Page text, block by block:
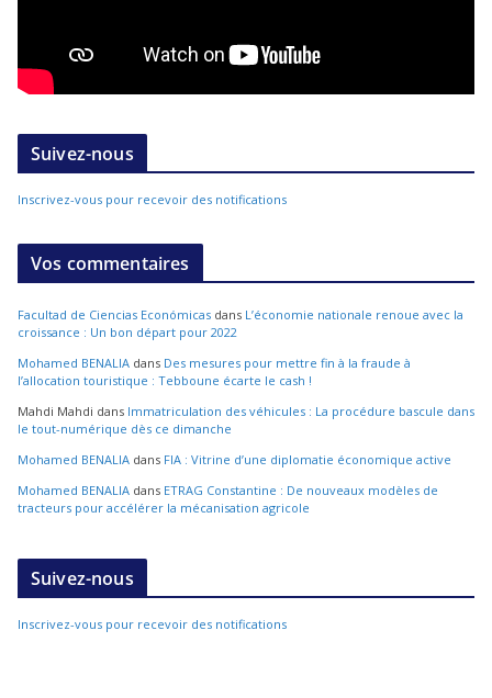
Suivez-nous
Inscrivez-vous pour recevoir des notifications
Vos commentaires
Facultad de Ciencias Económicas dans L’économie nationale renoue avec la
croissance : Un bon départ pour 2022
Mohamed BENALIA dans Des mesures pour mettre fin à la fraude à
l’allocation touristique : Tebboune écarte le cash !
Mahdi Mahdi dans Immatriculation des véhicules : La procédure bascule dans
le tout-numérique dès ce dimanche
Mohamed BENALIA dans FIA : Vitrine d’une diplomatie économique active
Mohamed BENALIA dans ETRAG Constantine : De nouveaux modèles de
tracteurs pour accélérer la mécanisation agricole
Suivez-nous
Inscrivez-vous pour recevoir des notifications